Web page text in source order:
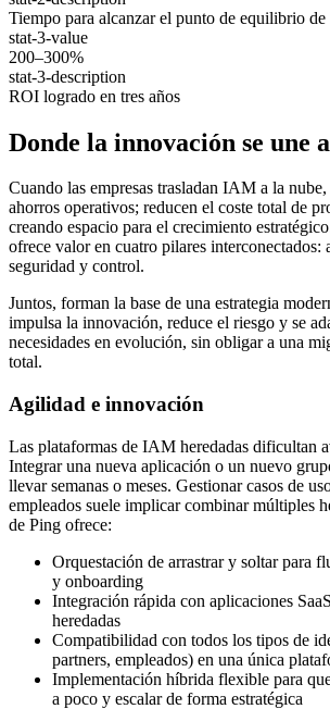
Tiempo para alcanzar el punto de equilibrio
stat-3-value
200–300%
stat-3-description
ROI logrado en tres años
Donde la innovación se une
Cuando las empresas trasladan IAM a la
ahorros operativos; reducen el coste total de
creando espacio para el crecimiento
ofrece valor en cuatro pilares interconectados:
seguridad y control.
Juntos, forman la base de una estrategia
impulsa la innovación, reduce el riesgo y se
necesidades en evolución, sin obligar a una
total.
Agilidad e innovación
Las plataformas de IAM heredadas dificultan
Integrar una nueva aplicación o un nuevo
llevar semanas o meses. Gestionar casos de
empleados suele implicar combinar múltiples
de Ping ofrece:
Orquestación de arrastrar y soltar para
y onboarding
Integración rápida con aplicaciones
heredadas
Compatibilidad con todos los tipos de
partners, empleados) en una única
Implementación híbrida flexible para
a poco y escalar de forma estratégica